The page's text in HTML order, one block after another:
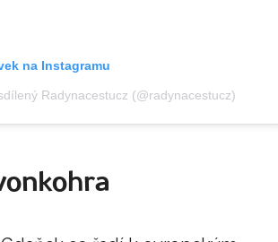
na Instagramu
Radynacestucz (@radynacestucz)